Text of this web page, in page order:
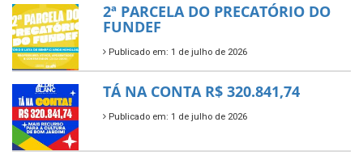
2ª PARCELA DO PRECATÓRIO DO
FUNDEF
Publicado em: 1 de julho de 2026
TÁ NA CONTA R$ 320.841,74
Publicado em: 1 de julho de 2026